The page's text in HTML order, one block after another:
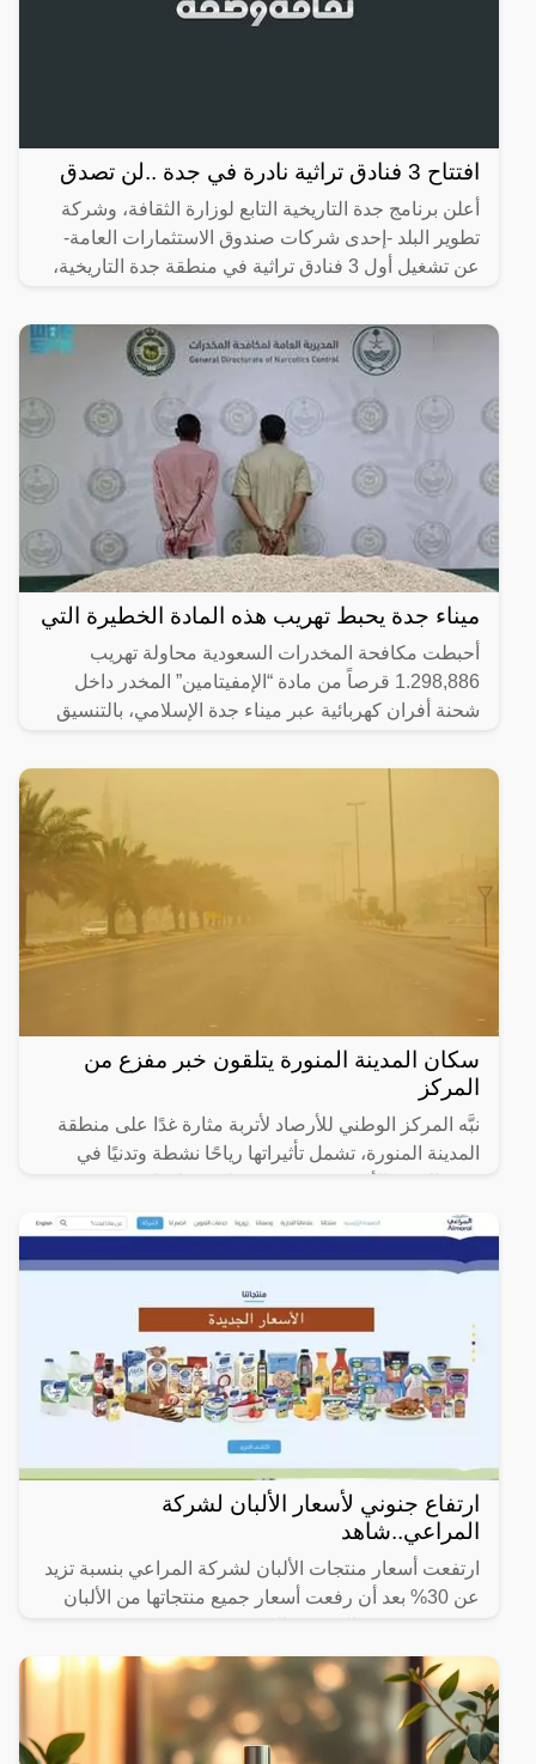
افتتاح 3 فنادق تراثية نادرة في جدة ..لن تصدق
أعلن برنامج جدة التاريخية التابع لوزارة الثقافة، وشركة
تطوير البلد -إحدى شركات صندوق الاستثمارات العامة-
عن تشغيل أول 3 فنادق تراثية في منطقة جدة التاريخية،
ميناء جدة يحبط تهريب هذه المادة الخطيرة التي
أحبطت مكافحة المخدرات السعودية محاولة تهريب
1.298,886 قرصاً من مادة “الإمفيتامين” المخدر داخل
شحنة أفران كهربائية عبر ميناء جدة الإسلامي، بالتنسيق
سكان المدينة المنورة يتلقون خبر مفزع من
المركز
نبَّه المركز الوطني للأرصاد لأتربة مثارة غدًا على منطقة
المدينة المنورة، تشمل تأثيراتها رياحًا نشطة وتدنيًا في
ارتفاع جنوني لأسعار الألبان لشركة
المراعي..شاهد
ارتفعت أسعار منتجات الألبان لشركة المراعي بنسبة تزيد
عن 30% بعد أن رفعت أسعار جميع منتجاتها من الألبان